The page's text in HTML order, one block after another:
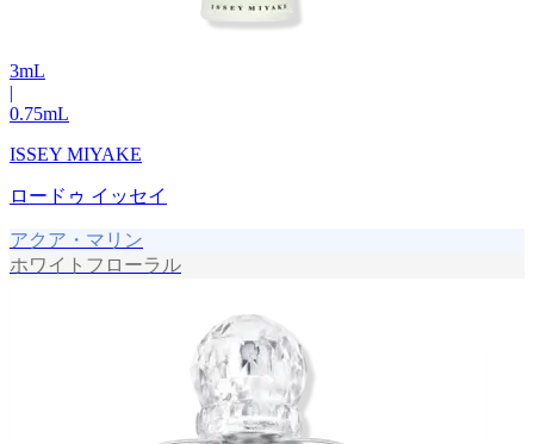
3mL
|
0.75mL
ISSEY MIYAKE
ロードゥ イッセイ
アクア・マリン
ホワイトフローラル